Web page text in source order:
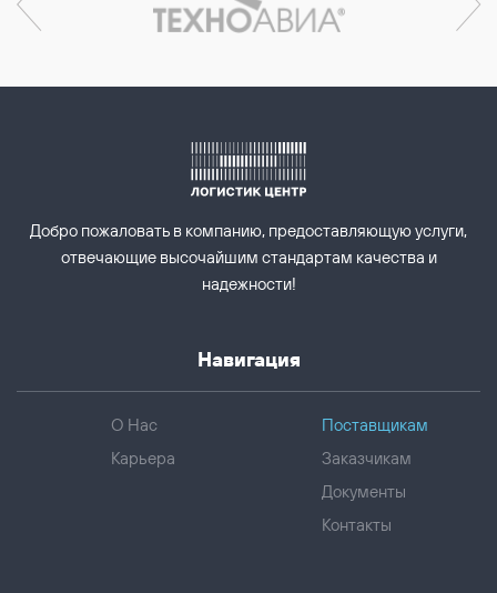
Добро пожаловать в компанию, предоставляющую услуги,
отвечающие высочайшим стандартам качества и
надежности!
Навигация
О Нас
Карьера
Поставщикам
Заказчикам
Документы
Контакты